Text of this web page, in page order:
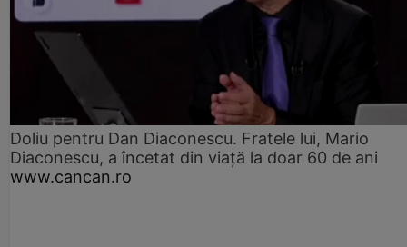
Doliu pentru Dan Diaconescu. Fratele lui, Mario
Diaconescu, a încetat din viață la doar 60 de ani
www.cancan.ro